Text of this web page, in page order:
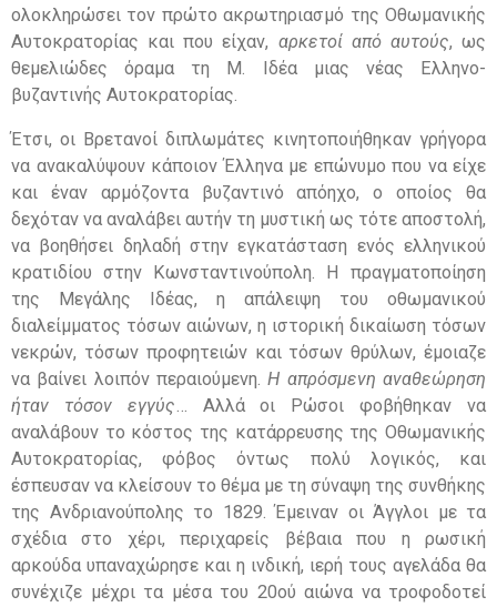
ολοκληρώσει τον πρώτο ακρωτηριασμό της Οθωμανικής
Αυτοκρατορίας και που είχαν, αρκετοί από αυτούς, ως
θεμελιώδες όραμα τη Μ. Ιδέα μιας νέας Ελληνο-
βυζαντινής Αυτοκρατορίας.
Έτσι, οι Βρετανοί διπλωμάτες κινητοποιήθηκαν γρήγορα
να ανακαλύψουν κάποιον Έλληνα με επώνυμο που να είχε
και έναν αρμόζοντα βυζαντινό απόηχο, ο οποίος θα
δεχόταν να αναλάβει αυτήν τη μυστική ως τότε αποστολή,
να βοηθήσει δηλαδή στην εγκατάσταση ενός ελληνικού
κρατιδίου στην Κωνσταντινούπολη. Η πραγματοποίηση
της Μεγάλης Ιδέας, η απάλειψη του οθωμανικού
διαλείμματος τόσων αιώνων, η ιστορική δικαίωση τόσων
νεκρών, τόσων προφητειών και τόσων θρύλων, έμοιαζε
να βαίνει λοιπόν περαιούμενη.Η απρόσμενη αναθεώρηση
ήταν τόσον εγγύς… Αλλά οι Ρώσοι φοβήθηκαν να
αναλάβουν το κόστος της κατάρρευσης της Οθωμανικής
Αυτοκρατορίας, φόβος όντως πολύ λογικός, και
έσπευσαν να κλείσουν το θέμα με τη σύναψη της συνθήκης
της Ανδριανούπολης το 1829. Έμειναν οι Άγγλοι με τα
σχέδια στο χέρι, περιχαρείς βέβαια που η ρωσική
αρκούδα υπαναχώρησε και η ινδική, ιερή τους αγελάδα θα
συνέχιζε μέχρι τα μέσα του 20ού αιώνα να τροφοδοτεί